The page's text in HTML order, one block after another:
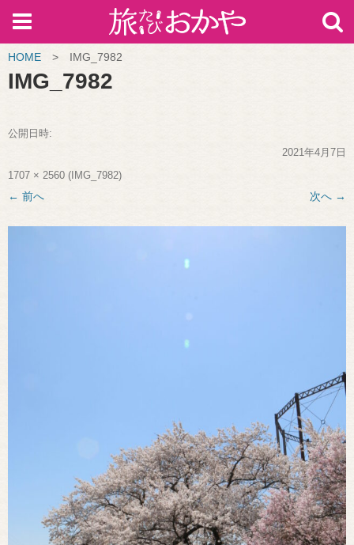
HOME > IMG_7982
IMG_7982
公開日時:
2021年4月7日
1707 × 2560 ( IMG_7982)
← 前へ 次へ →